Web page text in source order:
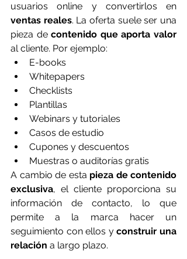
ventas reales. La oferta suele ser una
pieza de contenido que aporta valor
al cliente. Por ejemplo:
E-books
Whitepapers
Checklists
Plantillas
Webinars y tutoriales
Casos de estudio
Cupones y descuentos
Muestras o auditorías gratis
A cambio de esta pieza de contenido
exclusiva, el cliente proporciona su
información de contacto, lo que
permite a la marca hacer un
seguimiento con ellos y construir una
relación a largo plazo.